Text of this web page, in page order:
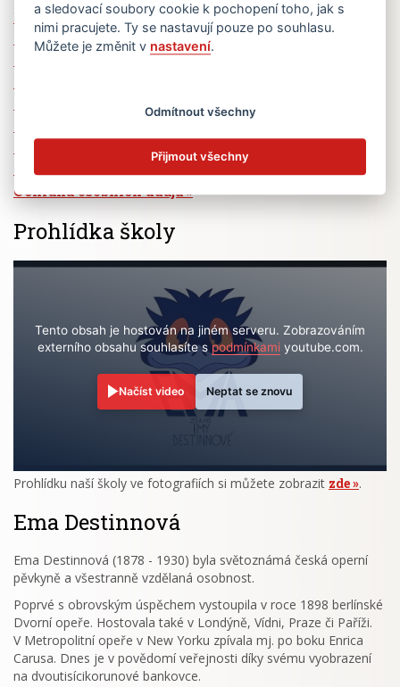
Elektronická žákovská knížka
Jídelní lístek
Volná pracovní místa
Zřizovatel školy (MČ Praha 6)
Ochrana osobních údajů
Prohlídka školy
Tento obsah je hostován na jiném serveru. Zobrazováním
externího obsahu souhlasíte spodmínkamiyoutube.com.
Načíst video Neptat se znovu
Prohlídku naší školy ve fotografiích si můžete zobrazit zde .
Ema Destinnová
Ema Destinnová (1878 - 1930) byla světoznámá česká operní
pěvkyně a všestranně vzdělaná osobnost.
Poprvé s obrovským úspěchem vystoupila v roce 1898 berlínské
Dvorní opeře. Hostovala také v Londýně, Vídni, Praze či Paříži.
V Metropolitní opeře v New Yorku zpívala mj. po boku Enrica
Carusa. Dnes je v povědomí veřejnosti díky svému vyobrazení
na dvoutisícikorunové bankovce.
a sledovací soubory cookie k pochopení toho, jak s
nimi pracujete. Ty se nastavují pouze po souhlasu.
Můžete je změnit v nastavení.
Odmítnout všechny
Přijmout všechny